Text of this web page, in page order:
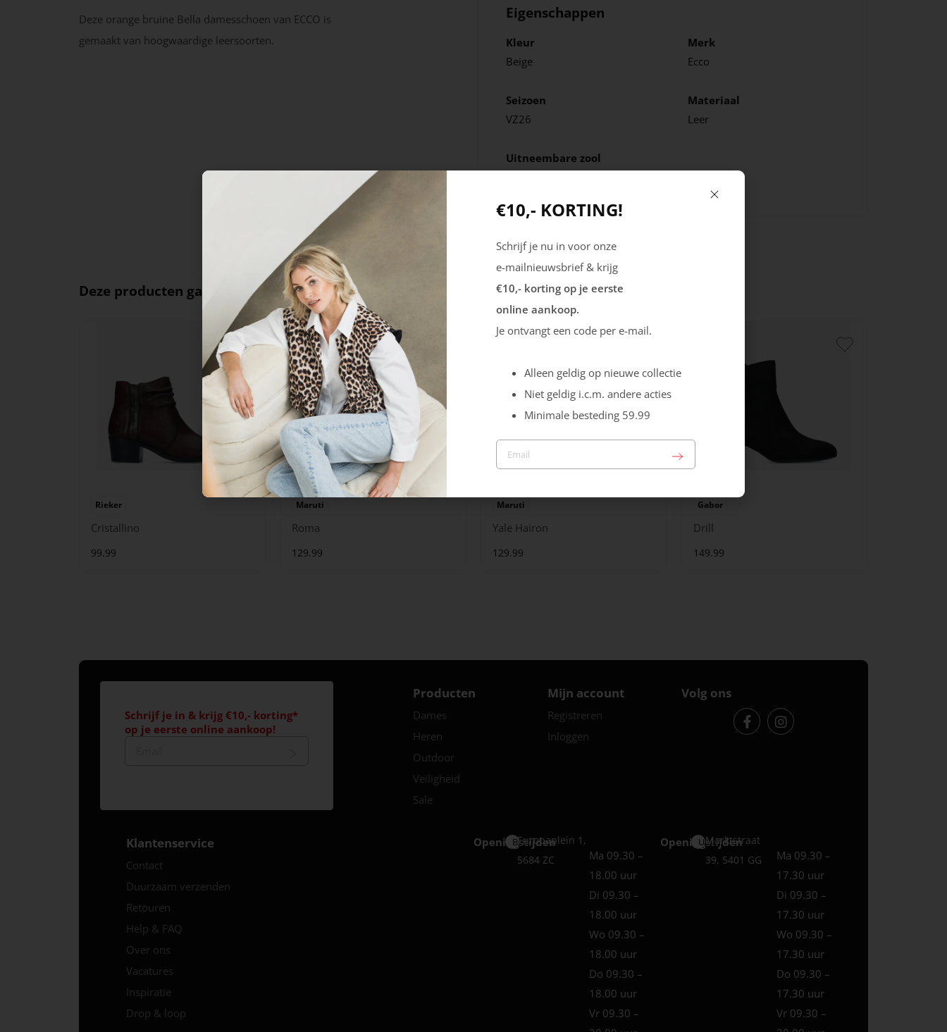
Deze orange bruine Bella damesschoen van ECCO is
gemaakt van hoogwaardige leersoorten.
Eigenschappen
Kleur
Beige
Merk
Ecco
Seizoen
VZ26
Materiaal
Leer
Uitneembare zool
Deze producten ga je leuk vinden
Rieker
Cristallino
99.99
Maruti
Roma
129.99
Maruti
Yale Hairon
129.99
Gabor
Drill
149.99
Schrijf je in & krijg €10,- korting*
op je eerste online aankoop!
Producten
Dames
Heren
Outdoor
Veiligheid
Sale
Mijn account
Registreren
Inloggen
Volg ons
Klantenservice
Contact
Duurzaam verzenden
Retouren
Help & FAQ
Over ons
Vacatures
Inspiratie
Drop & loop
Openingstijden
Best
Europaplein 1,
5684 ZC
Ma 09.30 –
18.00 uur
Di 09.30 –
18.00 uur
Wo 09.30 –
18.00 uur
Do 09.30 –
18.00 uur
Vr 09.30 –
Openingstijden
Uden
Marktstraat
39, 5401 GG
Ma 09.30 –
17.30 uur
Di 09.30 –
17.30 uur
Wo 09.30 –
17.30 uur
Do 09.30 –
17.30 uur
Vr 09.30 –
€10,- KORTING!
Schrijf je nu in voor onze
e-mailnieuwsbrief & krijg
€10,- korting op je eerste
online aankoop.
Je ontvangt een code per e-mail.
Alleen geldig op nieuwe collectie
Niet geldig i.c.m. andere acties
Minimale besteding 59.99